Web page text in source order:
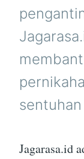
Jagarasa.id